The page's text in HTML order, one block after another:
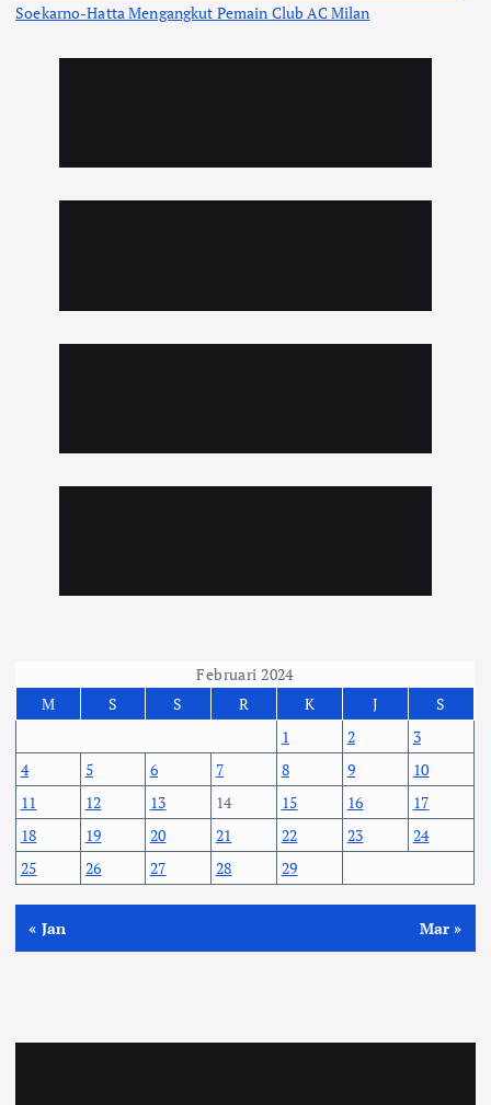
Soekarno-Hatta Mengangkut Pemain Club AC Milan
Februari 2024
M
S S R K J
S
1
2
3
4
5 6 7 8 9
10
11
12 13 14 15 16
17
18
19 20 21 22 23
24
25
26 27 28 29
« Jan Mar »